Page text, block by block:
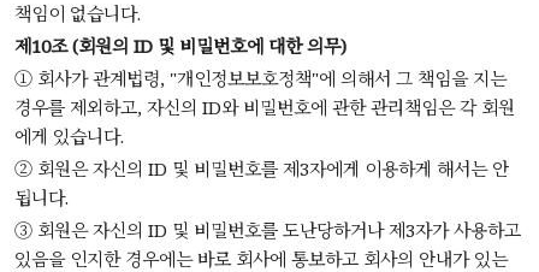
책임이 없습니다.
제10조 (회원의 ID 및 비밀번호에 대한 의무)
① 회사가 관계법령, "개인정보보호정책"에 의해서 그 책임을 지는
경우를 제외하고, 자신의 ID와 비밀번호에 관한 관리책임은 각 회원
에게 있습니다.
② 회원은 자신의 ID 및 비밀번호를 제3자에게 이용하게 해서는 안
됩니다.
③ 회원은 자신의 ID 및 비밀번호를 도난당하거나 제3자가 사용하고
있음을 인지한 경우에는 바로 회사에 통보하고 회사의 안내가 있는